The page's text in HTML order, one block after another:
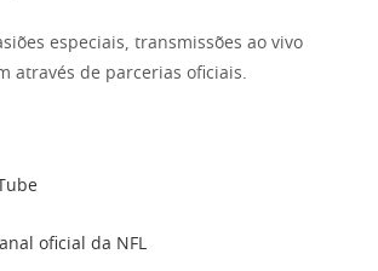
especiais, transmissões ao vivo
através de parcerias oficiais.
oficial da NFL